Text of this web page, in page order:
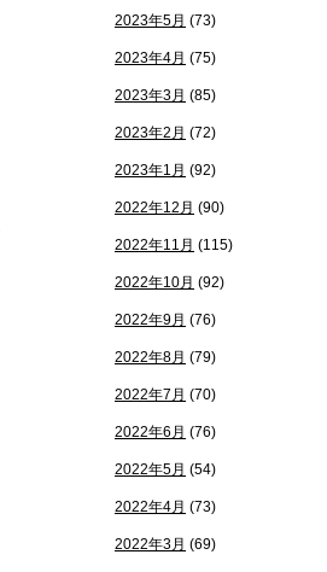
2023年5月 (73)
2023年4月 (75)
2023年3月 (85)
2023年2月 (72)
2023年1月 (92)
2022年12月 (90)
2022年11月 (115)
2022年10月 (92)
2022年9月 (76)
2022年8月 (79)
2022年7月 (70)
2022年6月 (76)
2022年5月 (54)
2022年4月 (73)
2022年3月 (69)